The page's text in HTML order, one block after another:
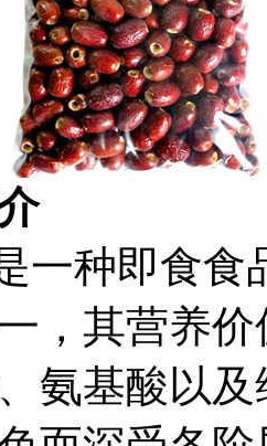
种即食食
，其营养
氨基酸以